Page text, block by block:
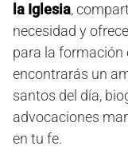
la Iglesia,
necesidad y
para la formación
encontrarás un
santos del día,
advocaciones
en tu fe.